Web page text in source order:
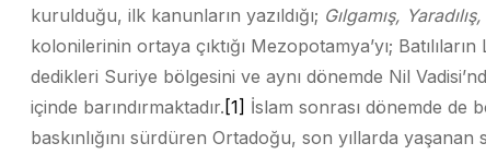
kurulduğu, ilk kanunların yazıldığı; Gılgamış,
kolonilerinin ortaya çıktığı Mezopotamya’yı;
dedikleri Suriye bölgesini ve aynı dönemde Nil
içinde barındırmaktadır. [1] İslam sonrası dönemde de
baskınlığını sürdüren Ortadoğu, son yıllarda